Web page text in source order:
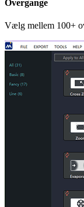
Overgange
Vælg mellem 100+